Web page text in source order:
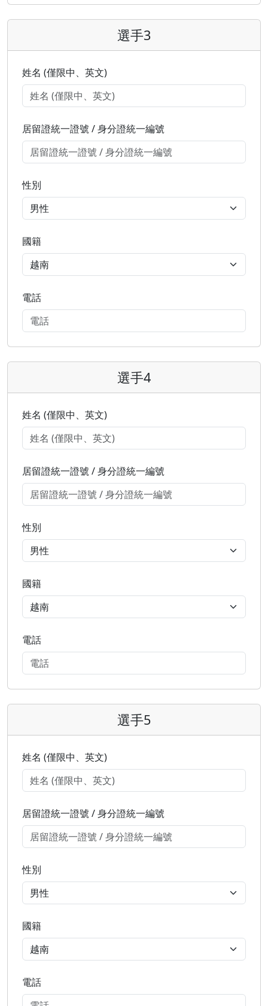
選手3
姓名 (僅限中、英文)
居留證統一證號 / 身分證統一編號
性別
國籍
電話
選手4
姓名 (僅限中、英文)
居留證統一證號 / 身分證統一編號
性別
國籍
電話
選手5
姓名 (僅限中、英文)
居留證統一證號 / 身分證統一編號
性別
國籍
電話